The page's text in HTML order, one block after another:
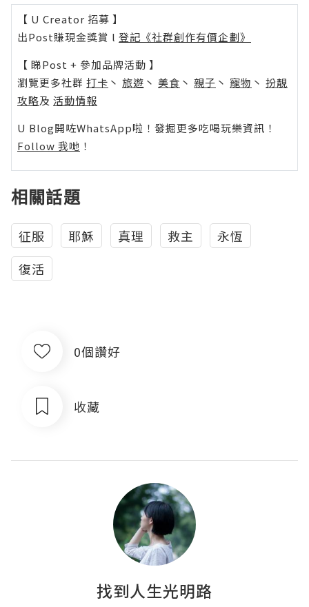
【 U Creator 招募 】
出Post賺現金獎賞 l 登記《社群創作有價企劃》
【 睇Post + 參加品牌活動 】
瀏覽更多社群 打卡 丶 旅遊 丶 美食 丶 親子 丶 寵物 丶 扮靚
攻略及 活動情報
U Blog開咗WhatsApp啦！發掘更多吃喝玩樂資訊！
Follow 我哋 ！
相關話題
征服 耶穌 真理 救主
永恆
復活
0個讚好
收藏
找到人生光明路